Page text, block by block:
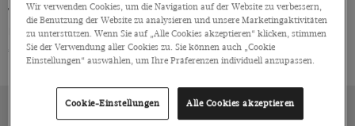
Tailored Fit Weisser 1913 Anzug
Dreiteiler von Sondrio, Italien
€799 €549 SALE
Tailored Fit Weisser 1913 Anzug
Baumwoll-Leinen von Sondrio, Italien
€659 €459 SALE
Wir verwenden Cookies, um die Navigation auf der Website zu verbessern,
die Benutzung der Website zu analysieren und unsere Marketingaktivitäten
zu unterstützen. Wenn Sie auf „Alle Cookies akzeptieren“ klicken, stimmen
Sie der Verwendung aller Cookies zu. Sie können auch „Cookie
Einstellungen“ auswählen, um Ihre Präferenzen individuell anzupassen.
Cookie-Einstellungen Alle Cookies akzeptieren